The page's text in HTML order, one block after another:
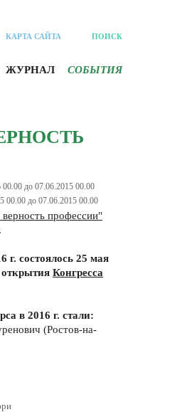
КАРТА САЙТА ПОИСК
ЖУРНАЛ СОБЫТИЯ
00.00 до 07.06.2015 00.00
00.00 до 07.06.2015 00.00
профессии"
г. состоялось 25 мая
открытия Конгресса
в 2016 г. стали:
(Ростов-на-